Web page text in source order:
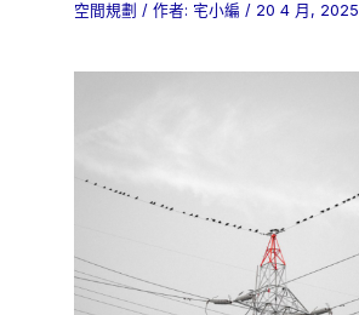
空間規劃 / 作者: 宅小編/ 20 4 月, 2025